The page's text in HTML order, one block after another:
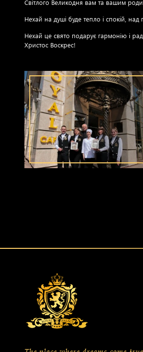
Світлого Великодня вам та вашим
Нехай на душі буде тепло і спокій,
Нехай це свято подарує гармонію і
Христос Воскрес!